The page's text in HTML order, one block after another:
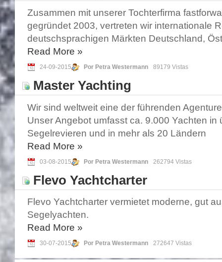
Zusammen mit unserer Tochterfirma
gegründet 2003, vertreten wir internationale
deutschsprachigen Märkten Deutschland,
Read More »
24-09-2015 Por Petra Westermann 89179 Vistas
Master Yachting
Wir sind weltweit eine der führenden
Unser Angebot umfasst ca. 9.000 Yachten in
Segelrevieren und in mehr als 20 Ländern
Read More »
03-08-2015 Por Petra Westermann 262794 Vistas
Flevo Yachtcharter
Flevo Yachtcharter vermietet moderne, gut
Segelyachten.
Read More »
30-07-2015 Por Petra Westermann 272647 Vistas